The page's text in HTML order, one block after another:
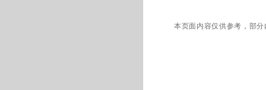
本页面内容仅供参考，部